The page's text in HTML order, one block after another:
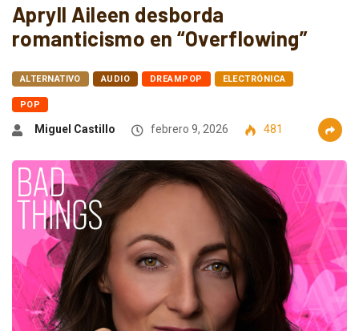
Apryll Aileen desborda
romanticismo en “Overflowing”
ALTERNATIVO AUDIO DREAMPOP ELECTRÓNICA
POP
Miguel Castillo febrero 9, 2026 481